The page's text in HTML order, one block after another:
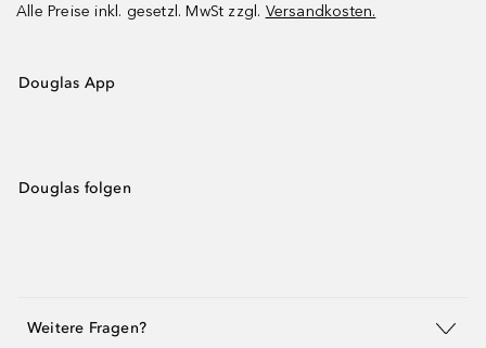
Alle Preise inkl. gesetzl. MwSt zzgl. Versandkosten.
Douglas App
Douglas folgen
Weitere Fragen?